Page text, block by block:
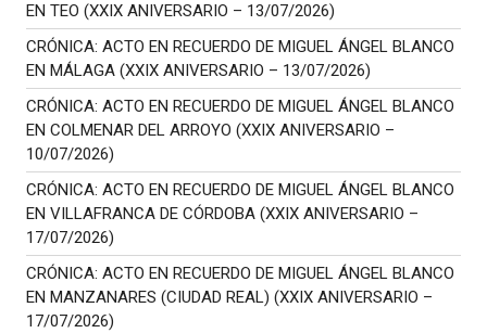
EN TEO (XXIX ANIVERSARIO – 13/07/2026)
CRÓNICA: ACTO EN RECUERDO DE MIGUEL ÁNGEL BLANCO
EN MÁLAGA (XXIX ANIVERSARIO – 13/07/2026)
CRÓNICA: ACTO EN RECUERDO DE MIGUEL ÁNGEL BLANCO
EN COLMENAR DEL ARROYO (XXIX ANIVERSARIO –
10/07/2026)
CRÓNICA: ACTO EN RECUERDO DE MIGUEL ÁNGEL BLANCO
EN VILLAFRANCA DE CÓRDOBA (XXIX ANIVERSARIO –
17/07/2026)
CRÓNICA: ACTO EN RECUERDO DE MIGUEL ÁNGEL BLANCO
EN MANZANARES (CIUDAD REAL) (XXIX ANIVERSARIO –
17/07/2026)